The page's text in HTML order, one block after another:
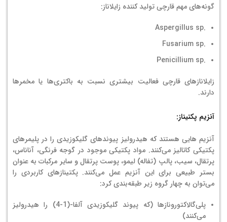
گونه‌های مهم قارچی تولید کننده زایلاناز:
.Aspergillus sp
.Fusarium sp
.Penicillium sp
زایلانازهای قارچی فعالیت بیشتری نسبت به باکتری‌ها یا مخمرها
دارند.
آنزیم پکتیناز:
آنزیم هایی هستند که هیدرولیز پیوندهای گلیکوزیدی را در پلیمرهای
پکتیکی کاتالیز می‌کنند. مواد پکتیکی موجود در گوجه فرنگی، آناناس،
پرتقال، سیب، پالپ (تفاله) لیمو، پوست پرتقال و سایر مرکبات به عنوان
بستر طبیعی برای این آنزیم عمل می‌کنند. پکتینازهای کاربردی را
می‌توان به چهار گروه زیر طبقه‌بندی کرد:
پلی‌گالاکتورونازها (که پیوند گلیکوزیدی آلفا-(1-4) را هیدرولیز
می‌کنند)